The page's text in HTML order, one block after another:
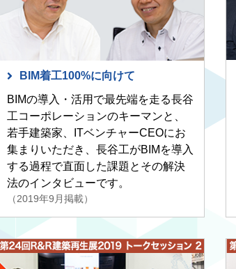
BIM着工100%に向けて
BIMの導入・活用で最先端を走る長谷
工コーポレーションのキーマンと、
若手建築家、ITベンチャーCEOにお
集まりいただき、長谷工がBIMを導入
する過程で直面した課題とその解決
法のインタビューです。
（2019年9月掲載）